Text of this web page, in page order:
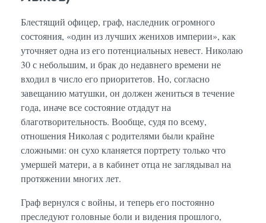
Блестящий офицер, граф, наследник огромного
состояния, «один из лучших женихов империи», как
уточняет одна из его потенциальных невест. Николаю
30 с небольшим, и брак до недавнего времени не
входил в число его приоритетов. Но, согласно
завещанию матушки, он должен жениться в течение
года, иначе все состояние отдадут на
благотворительность. Вообще, судя по всему,
отношения Николая с родителями были крайне
сложными: он сухо кланяется портрету только что
умершей матери, а в кабинет отца не заглядывал на
протяжении многих лет.
Граф вернулся с войны, и теперь его постоянно
преследуют головные боли и видения прошлого,